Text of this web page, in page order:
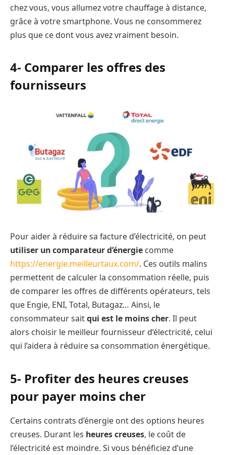
chez vous, vous allumez votre chauffage à distance,
grâce à votre smartphone. Vous ne consommerez
plus que ce dont vous avez vraiment besoin.
4- Comparer les offres des
fournisseurs
Pour aider à réduire sa facture d’électricité, on peut
utiliser un comparateur d’énergie comme
https://energie.meilleurtaux.com/. Ces outils malins
permettent de calculer la consommation réelle, puis
de comparer les offres de différents opérateurs, tels
que Engie, ENI, Total, Butagaz… Ainsi, le
consommateur saitqui est le moins cher. Il peut
alors choisir le meilleur fournisseur d’électricité, celui
qui l’aidera à réduire sa consommation énergétique.
5- Profiter des heures creuses
pour payer moins cher
Certains contrats d’énergie ont des options heures
creuses. Durant les heures creuses, le coût de
l’électricité est moindre. Si vous bénéficiez d’une